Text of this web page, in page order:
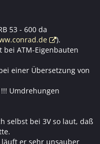
53 - 600 da
).
ATM-Eigenbauten
einer Übersetzung von
Umdrehungen
selbst bei 3V so laut, daß
er sehr unsauber